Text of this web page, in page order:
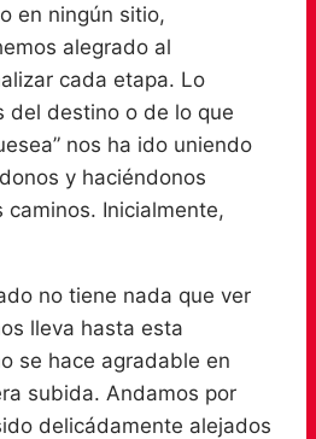
en ningún sitio,
alegrado al
cada etapa. Lo
del destino o de lo que
nos ha ido uniendo
y haciéndonos
Inicialmente,
no tiene nada que ver
lleva hasta esta
se hace agradable en
subida. Andamos por
delicádamente alejados